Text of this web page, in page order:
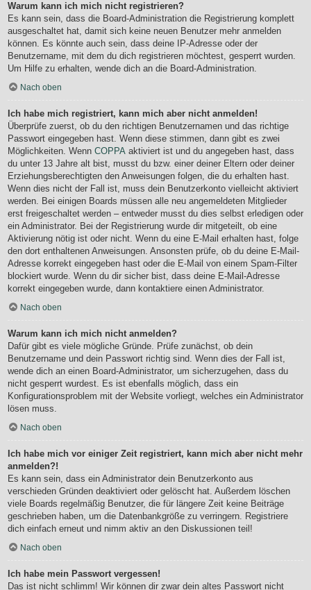
Warum kann ich mich nicht registrieren?
Es kann sein, dass die Board-Administration die Registrierung komplett
ausgeschaltet hat, damit sich keine neuen Benutzer mehr anmelden
können. Es könnte auch sein, dass deine IP-Adresse oder der
Benutzername, mit dem du dich registrieren möchtest, gesperrt wurden.
Um Hilfe zu erhalten, wende dich an die Board-Administration.
Nach oben
Ich habe mich registriert, kann mich aber nicht anmelden!
Überprüfe zuerst, ob du den richtigen Benutzernamen und das richtige
Passwort eingegeben hast. Wenn diese stimmen, dann gibt es zwei
Möglichkeiten. Wenn COPPA aktiviert ist und du angegeben hast, dass
du unter 13 Jahre alt bist, musst du bzw. einer deiner Eltern oder deiner
Erziehungsberechtigten den Anweisungen folgen, die du erhalten hast.
Wenn dies nicht der Fall ist, muss dein Benutzerkonto vielleicht aktiviert
werden. Bei einigen Boards müssen alle neu angemeldeten Mitglieder
erst freigeschaltet werden – entweder musst du dies selbst erledigen oder
ein Administrator. Bei der Registrierung wurde dir mitgeteilt, ob eine
Aktivierung nötig ist oder nicht. Wenn du eine E-Mail erhalten hast, folge
den dort enthaltenen Anweisungen. Ansonsten prüfe, ob du deine E-Mail-
Adresse korrekt eingegeben hast oder die E-Mail von einem Spam-Filter
blockiert wurde. Wenn du dir sicher bist, dass deine E-Mail-Adresse
korrekt eingegeben wurde, dann kontaktiere einen Administrator.
Nach oben
Warum kann ich mich nicht anmelden?
Dafür gibt es viele mögliche Gründe. Prüfe zunächst, ob dein
Benutzername und dein Passwort richtig sind. Wenn dies der Fall ist,
wende dich an einen Board-Administrator, um sicherzugehen, dass du
nicht gesperrt wurdest. Es ist ebenfalls möglich, dass ein
Konfigurationsproblem mit der Website vorliegt, welches ein Administrator
lösen muss.
Nach oben
Ich habe mich vor einiger Zeit registriert, kann mich aber nicht mehr
anmelden?!
Es kann sein, dass ein Administrator dein Benutzerkonto aus
verschieden Gründen deaktiviert oder gelöscht hat. Außerdem löschen
viele Boards regelmäßig Benutzer, die für längere Zeit keine Beiträge
geschrieben haben, um die Datenbankgröße zu verringern. Registriere
dich einfach erneut und nimm aktiv an den Diskussionen teil!
Nach oben
Ich habe mein Passwort vergessen!
Das ist nicht schlimm! Wir können dir zwar dein altes Passwort nicht